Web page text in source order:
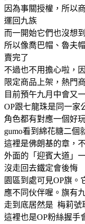
因為事關授權，所以
運回九族
而一開始它們也沒想
所以像喬巴帽、魯夫
賣完了
不過也不用擔心啦，
限定商品上架，熱門
目前預午九月中會又
OP跟七龍珠是同一家
角色都有對應一個好
gumo看到綿花糖二個
這裡是佛朗基的章，
外面的「迎賓大道」
沒走回去鐵定會後悔
園區到處可見OP旗
應不同伙伴喔。旗有
走到底居然是 梅莉
這裡也是OP粉絲握手